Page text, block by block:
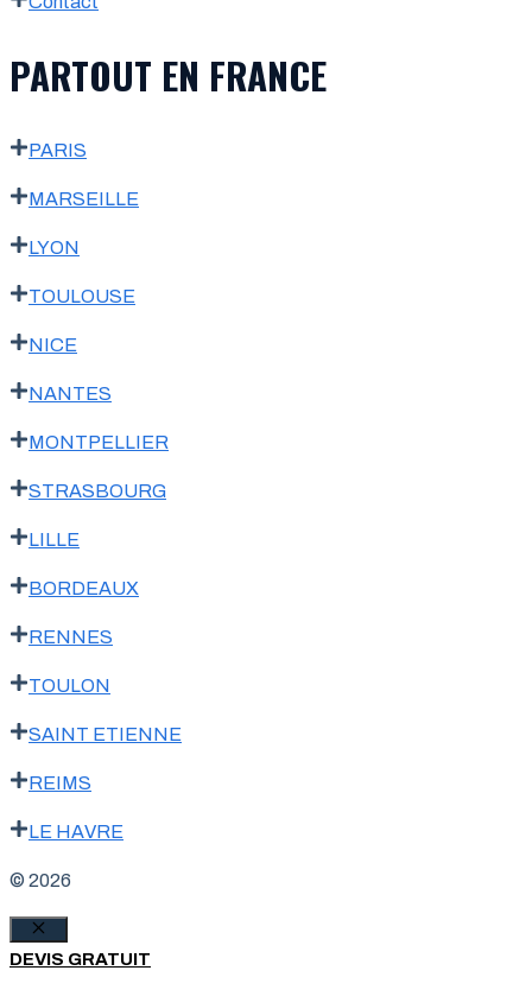
PARTOUT EN FRANCE
PARIS
MARSEILLE
LYON
TOULOUSE
NICE
NANTES
MONTPELLIER
STRASBOURG
LILLE
BORDEAUX
RENNES
TOULON
SAINT ETIENNE
REIMS
LE HAVRE
© 2026
Fermer
DEVIS GRATUIT